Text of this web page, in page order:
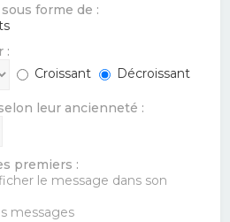
forme de :
:
Croissant
Décroissant
leur ancienneté :
premiers :
le message dans son
messages